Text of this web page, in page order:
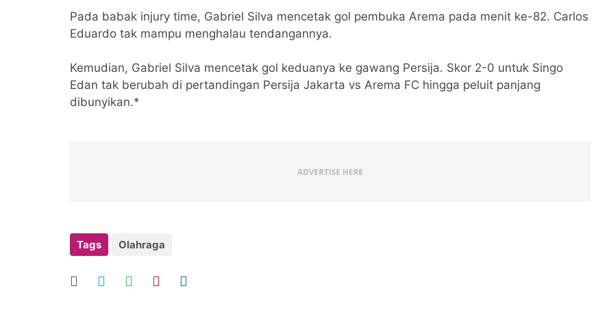
Pada babak injury time, Gabriel Silva mencetak gol pembuka Arema pada menit ke-82. Carlos
Eduardo tak mampu menghalau tendangannya.
Kemudian, Gabriel Silva mencetak gol keduanya ke gawang Persija. Skor 2-0 untuk Singo
Edan tak berubah di pertandingan Persija Jakarta vs Arema FC hingga peluit panjang
dibunyikan.*
Tags Olahraga